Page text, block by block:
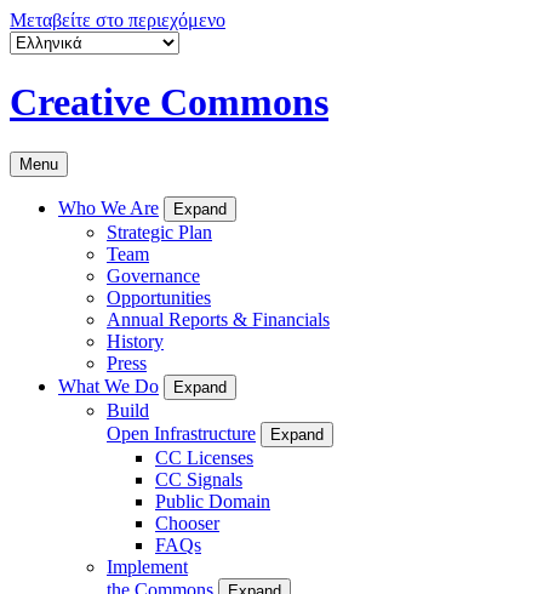
Μεταβείτε στο περιεχόμενο
Creative Commons
Menu
Who We Are Expand
Strategic Plan
Team
Governance
Opportunities
Annual Reports & Financials
History
Press
What We Do
Expand
Build
Open Infrastructure
Expand
CC Licenses
CC Signals
Public Domain
Chooser
FAQs
Implement
the Commons